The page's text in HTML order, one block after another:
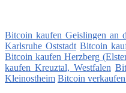
Bitcoin kaufen Geislingen an
Karlsruhe Oststadt Bitcoin
Bitcoin kaufen Herzberg
kaufen Kreuztal, Westfalen
Kleinostheim Bitcoin